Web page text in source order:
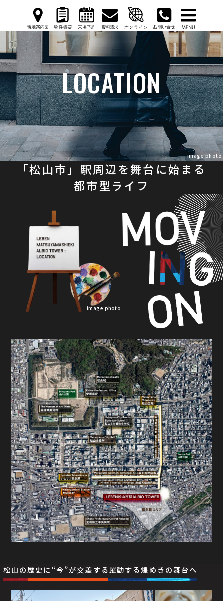
LOCATION
image photo
image photo
「松山市」駅周辺を舞台に始まる
都市型ライフ
松山の歴史に“今”が交差する躍動する煌めきの舞台へ